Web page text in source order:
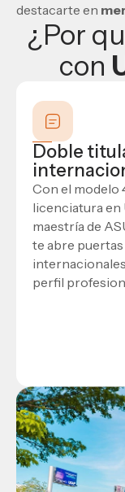
destacarte en
¿Por
con
Doble
Con el modelo
licenciatura en
maestría de
te abre
perfil